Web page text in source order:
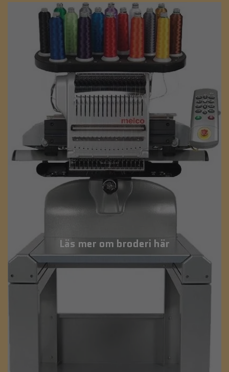
Läs mer om broderi här